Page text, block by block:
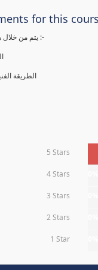
for this
يتم من خلال هذه الدورة التدريبية التعرف على الآتي :-
الطريقة
5 Stars
4 Stars
3 Stars
2 Stars
1 Star